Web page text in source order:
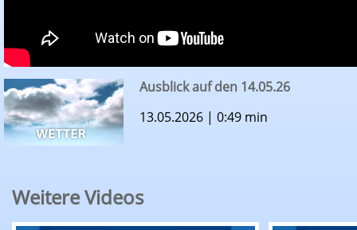
Ausblick auf den 14.05.26
13.05.2026 | 0:49 min
Weitere Videos